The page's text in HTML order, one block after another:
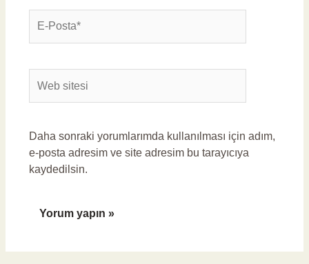
Posta*
sitesi
Daha sonraki yorumlarımda kullanılması için adım,
e-posta adresim ve site adresim bu tarayıcıya
kaydedilsin.